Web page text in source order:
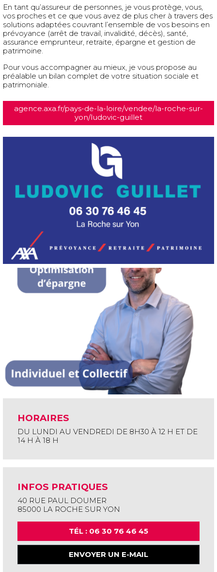
En tant qu’assureur de personnes, je vous protège, vous,
vos proches et ce que vous avez de plus cher à travers des
solutions adaptées couvrant l’ensemble de vos besoins en
prévoyance (arrêt de travail, invalidité, décès), santé,
assurance emprunteur, retraite, épargne et gestion de
patrimoine.
Pour vous accompagner au mieux, je vous propose au
préalable un bilan complet de votre situation sociale et
patrimoniale.
agence.axa.fr/pays-de-la-loire/vendee/la-roche-sur-
yon/ludovic-guillet
HORAIRES
DU LUNDI AU VENDREDI DE 8H30 À 12 H ET DE
14 H À 18 H
INFOS PRATIQUES
40 RUE PAUL DOUMER
85000 LA ROCHE SUR YON
TÉL : 06 30 76 46 45
ENVOYER UN E-MAIL